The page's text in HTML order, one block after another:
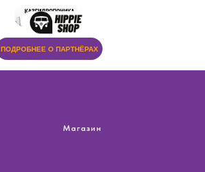
ПОДРОБНЕЕ О ПАРТНЁРАХ
Магазин